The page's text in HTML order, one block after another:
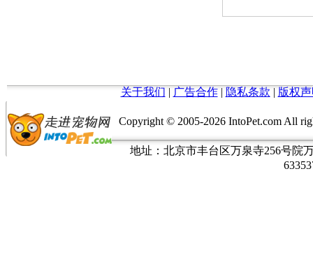
关于我们 | 广告合作| 隐私条款 | 版权
Copyright © 2005-2026 IntoPet.com All
地址：北京市丰台区万泉寺256号院